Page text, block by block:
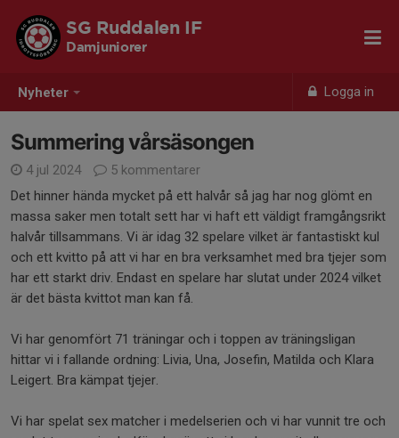
Nyheter Logga in
SG Ruddalen IF
Damjuniorer
Summering vårsäsongen
4 jul 2024
5 kommentarer
Det hinner hända mycket på ett halvår så jag har nog glömt en
massa saker men totalt sett har vi haft ett väldigt framgångsrikt
halvår tillsammans. Vi är idag 32 spelare vilket är fantastiskt kul
och ett kvitto på att vi har en bra verksamhet med bra tjejer som
har ett starkt driv. Endast en spelare har slutat under 2024 vilket
är det bästa kvittot man kan få.
Vi har genomfört 71 träningar och i toppen av träningsligan
hittar vi i fallande ordning: Livia, Una, Josefin, Matilda och Klara
Leigert. Bra kämpat tjejer.
Vi har spelat sex matcher i medelserien och vi har vunnit tre och